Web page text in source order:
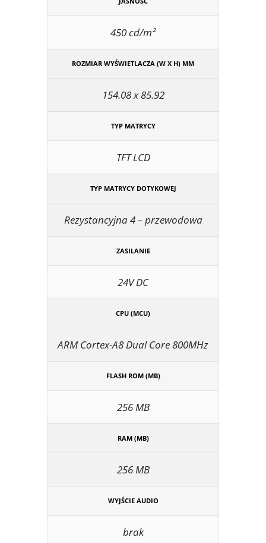
450 cd/m²
ROZMIAR WYŚWIETLACZA (W X H) MM
154.08 x 85.92
TYP MATRYCY
TFT LCD
TYP MATRYCY DOTYKOWEJ
Rezystancyjna 4 – przewodowa
ZASILANIE
24V DC
CPU (MCU)
ARM Cortex-A8 Dual Core 800MHz
FLASH ROM (MB)
256 MB
RAM (MB)
256 MB
WYJŚCIE AUDIO
brak